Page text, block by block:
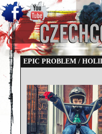
EPIC PROBLEM /